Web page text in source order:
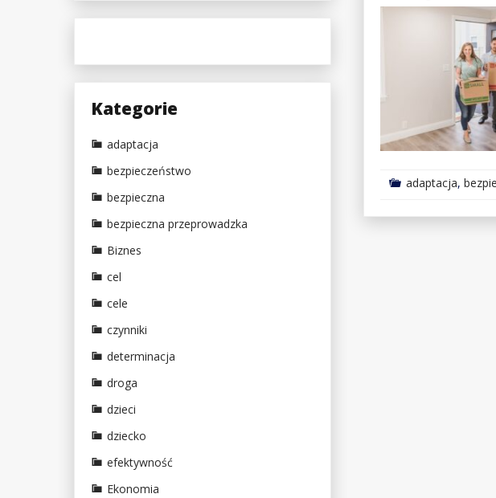
adaptacja,
Kategorie
adaptacja
bezpieczeństwo
bezpieczna
bezpieczna przeprowadzka
Biznes
cel
cele
czynniki
determinacja
droga
dzieci
dziecko
efektywność
Ekonomia